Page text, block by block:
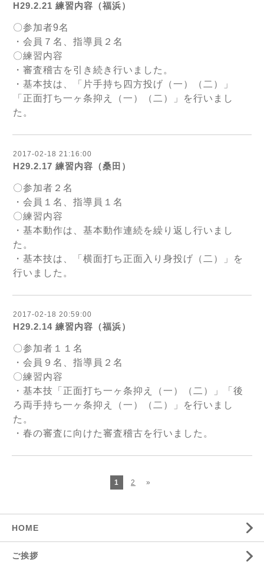
H29.2.21 練習内容（福浜）
〇参加者9名
・会員７名、指導員２名
〇練習内容
・審査稽古を引き続き行いました。
・基本技は、「片手持ち四方投げ（一）（二）」
「正面打ち一ヶ条抑え（一）（二）」を行いまし
た。
2017-02-18 21:16:00
H29.2.17 練習内容（桑田）
〇参加者２名
・会員１名、指導員１名
〇練習内容
・基本動作は、基本動作連続を繰り返し行いまし
た。
・基本技は、「横面打ち正面入り身投げ（二）」を
行いました。
2017-02-18 20:59:00
H29.2.14 練習内容（福浜）
〇参加者１１名
・会員９名、指導員２名
〇練習内容
・基本技「正面打ち一ヶ条抑え（一）（二）」「後
ろ両手持ち一ヶ条抑え（一）（二）」を行いまし
た。
・春の審査に向けた審査稽古を行いました。
1 2 »
HOME
ご挨拶